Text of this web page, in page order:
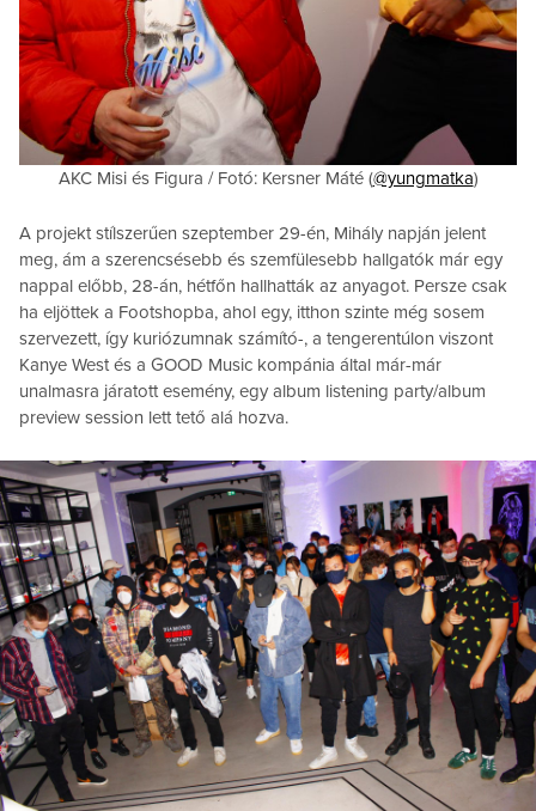
AKC Misi és Figura / Fotó: Kersner Máté (@yungmatka)
A projekt stílszerűen szeptember 29-én, Mihály napján jelent
meg, ám a szerencsésebb és szemfülesebb hallgatók már egy
nappal előbb, 28-án, hétfőn hallhatták az anyagot. Persze csak
ha eljöttek a Footshopba, ahol egy, itthon szinte még sosem
szervezett, így kuriózumnak számító-, a tengerentúlon viszont
Kanye West és a GOOD Music kompánia által már-már
unalmasra járatott esemény, egy album listening party/album
preview session lett tető alá hozva.